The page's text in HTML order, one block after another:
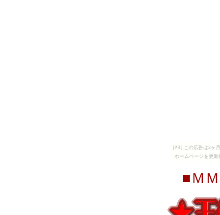
[PR] この広告は3ヶ
ホームページを更
■Ｍ